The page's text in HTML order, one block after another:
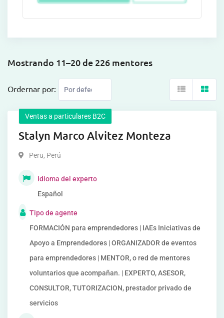
Mostrando 11–20 de 226 mentores
Ordernar por:
Ventas a particulares B2C
Stalyn Marco Alvitez Monteza
Peru, Perú
Idioma del experto
Español
Tipo de agente
FORMACIÓN para emprendedores | IAEs Iniciativas de
Apoyo a Emprendedores | ORGANIZADOR de eventos
para emprendedores | MENTOR, o red de mentores
voluntarios que acompañan. | EXPERTO, ASESOR,
CONSULTOR, TUTORIZACION, prestador privado de
servicios